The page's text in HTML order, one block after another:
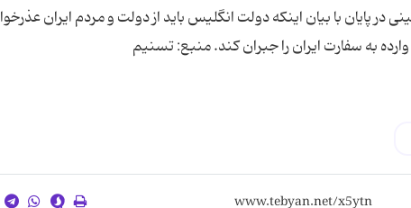
پایان با بیان اینکه دولت انگلیس باید از دولت و مردم ایران
به سفارت ایران را جبران کند. منبع: تسنیم